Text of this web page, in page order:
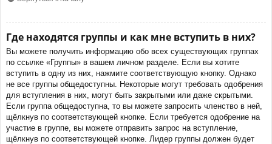
Где находятся группы и как мне вступить в них?
Вы можете получить информацию обо всех существующих группах
по ссылке «Группы» в вашем личном разделе. Если вы хотите
вступить в одну из них, нажмите соответствующую кнопку. Однако
не все группы общедоступны. Некоторые могут требовать одобрения
для вступления в них, могут быть закрытыми или даже скрытыми.
Если группа общедоступна, то вы можете запросить членство в ней,
щёлкнув по соответствующей кнопке. Если требуется одобрение на
участие в группе, вы можете отправить запрос на вступление,
щёлкнув по соответствующей кнопке. Лидер группы должен будет